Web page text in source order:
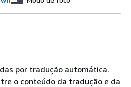
por tradução automática.
o conteúdo da tradução e da